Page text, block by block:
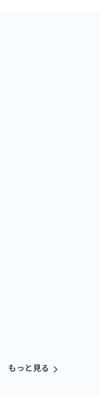
もっと見る